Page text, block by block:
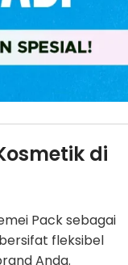
di
Pack sebagai
fleksibel
Anda.